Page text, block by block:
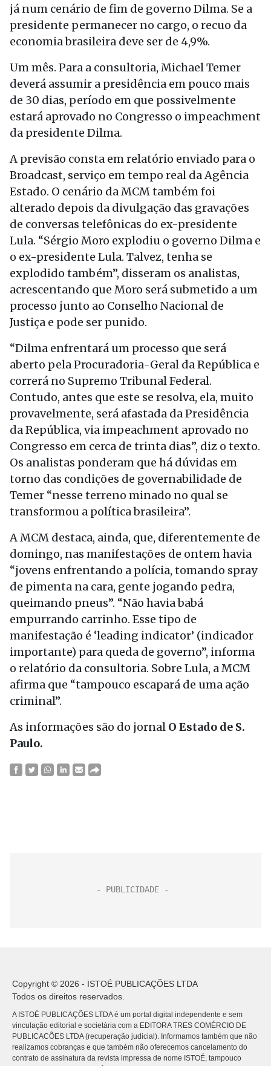
já num cenário de fim de governo Dilma. Se a
presidente permanecer no cargo, o recuo da
economia brasileira deve ser de 4,9%.
Um mês. Para a consultoria, Michael Temer
deverá assumir a presidência em pouco mais
de 30 dias, período em que possivelmente
estará aprovado no Congresso o impeachment
da presidente Dilma.
A previsão consta em relatório enviado para o
Broadcast, serviço em tempo real da Agência
Estado. O cenário da MCM também foi
alterado depois da divulgação das gravações
de conversas telefônicas do ex-presidente
Lula. “Sérgio Moro explodiu o governo Dilma e
o ex-presidente Lula. Talvez, tenha se
explodido também”, disseram os analistas,
acrescentando que Moro será submetido a um
processo junto ao Conselho Nacional de
Justiça e pode ser punido.
“Dilma enfrentará um processo que será
aberto pela Procuradoria-Geral da República e
correrá no Supremo Tribunal Federal.
Contudo, antes que este se resolva, ela, muito
provavelmente, será afastada da Presidência
da República, via impeachment aprovado no
Congresso em cerca de trinta dias”, diz o texto.
Os analistas ponderam que há dúvidas em
torno das condições de governabilidade de
Temer “nesse terreno minado no qual se
transformou a política brasileira”.
A MCM destaca, ainda, que, diferentemente de
domingo, nas manifestações de ontem havia
“jovens enfrentando a polícia, tomando spray
de pimenta na cara, gente jogando pedra,
queimando pneus”. “Não havia babá
empurrando carrinho. Esse tipo de
manifestação é ‘leading indicator’ (indicador
importante) para queda de governo”, informa
o relatório da consultoria. Sobre Lula, a MCM
afirma que “tampouco escapará de uma ação
criminal”.
As informações são do jornal O Estado de S.
Paulo.
Copyright © 2026 - ISTOÉ PUBLICAÇÕES LTDA
Todos os direitos reservados.
A ISTOÉ PUBLICAÇÕES LTDA é um portal digital independente e sem
vinculação editorial e societária com a EDITORA TRES COMÉRCIO DE
PUBLICACÕES LTDA (recuperação judicial). Informamos também que não
realizamos cobranças e que também não oferecemos cancelamento do
contrato de assinatura da revista impressa de nome ISTOÉ, tampouco